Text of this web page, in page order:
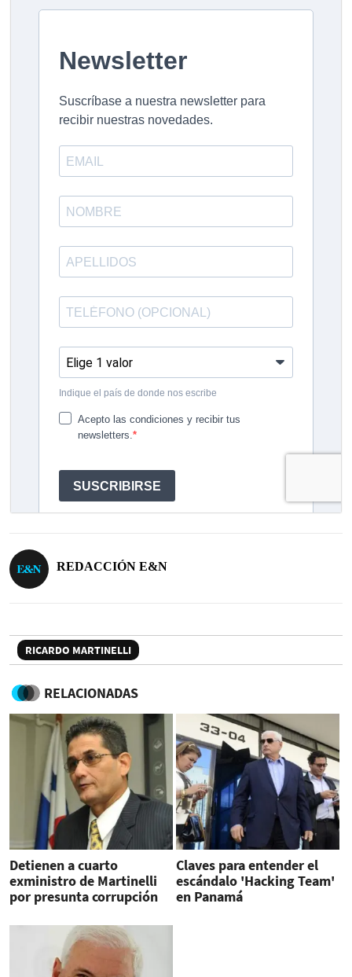
REDACCIÓN E&N
RICARDO MARTINELLI
RELACIONADAS
Detienen a cuarto
exministro de Martinelli
por presunta corrupción
Claves para entender el
escándalo 'Hacking Team'
en Panamá